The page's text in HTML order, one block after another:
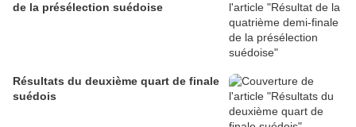
de la présélection suédoise
Résultats du deuxième quart de finale
suédois